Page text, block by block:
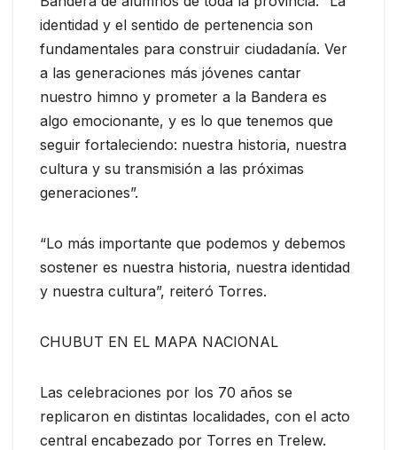
identidad y el sentido de pertenencia son
fundamentales para construir ciudadanía. Ver
a las generaciones más jóvenes cantar
nuestro himno y prometer a la Bandera es
algo emocionante, y es lo que tenemos que
seguir fortaleciendo: nuestra historia, nuestra
cultura y su transmisión a las próximas
generaciones”.
“Lo más importante que podemos y debemos
sostener es nuestra historia, nuestra identidad
y nuestra cultura”, reiteró Torres.
CHUBUT EN EL MAPA NACIONAL
Las celebraciones por los 70 años se
replicaron en distintas localidades, con el acto
central encabezado por Torres en Trelew.